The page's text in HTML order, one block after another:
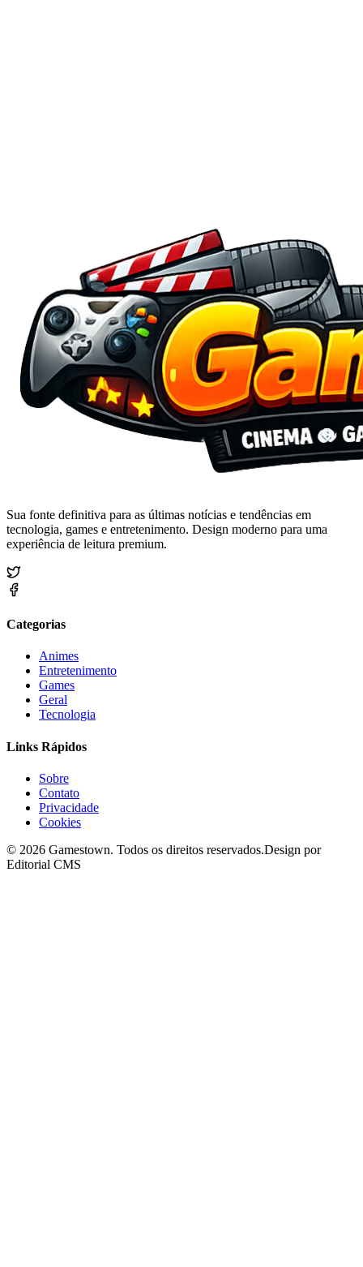
Sua fonte definitiva para as últimas notícias e tendências em
tecnologia, games e entretenimento. Design moderno para uma
experiência de leitura premium.
Categorias
Animes
Entretenimento
Games
Geral
Tecnologia
Links Rápidos
Sobre
Contato
Privacidade
Cookies
© 2026 Gamestown. Todos os direitos reservados.Design por
Editorial CMS